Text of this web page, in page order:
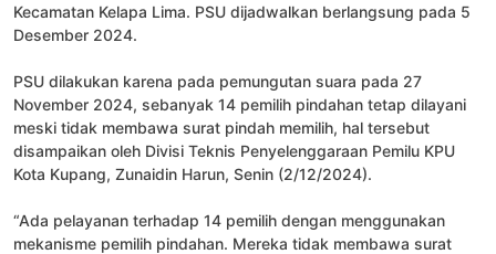
Kecamatan Kelapa Lima. PSU dijadwalkan berlangsung pada 5
Desember 2024.
PSU dilakukan karena pada pemungutan suara pada 27
November 2024, sebanyak 14 pemilih pindahan tetap dilayani
meski tidak membawa surat pindah memilih, hal tersebut
disampaikan oleh Divisi Teknis Penyelenggaraan Pemilu KPU
Kota Kupang, Zunaidin Harun, Senin (2/12/2024).
“Ada pelayanan terhadap 14 pemilih dengan menggunakan
mekanisme pemilih pindahan. Mereka tidak membawa surat